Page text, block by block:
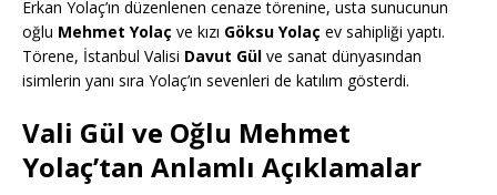
Erkan Yolaç’ın düzenlenen cenaze törenine, usta sunucunun
oğlu Mehmet Yolaç ve kızı Göksu Yolaç ev sahipliği yaptı.
Törene, İstanbul Valisi Davut Gül ve sanat dünyasından
isimlerin yanı sıra Yolaç’ın sevenleri de katılım gösterdi.
Vali Gül ve Oğlu Mehmet
Yolaç’tan Anlamlı Açıklamalar